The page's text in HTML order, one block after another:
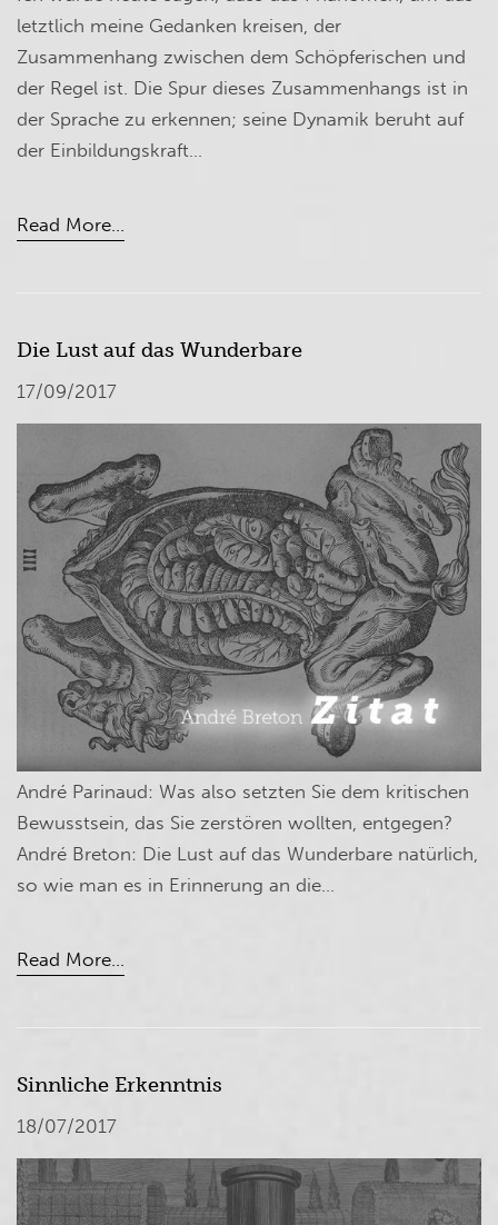
letztlich meine Gedanken kreisen, der
Zusammenhang zwischen dem Schöpferischen und
der Regel ist. Die Spur dieses Zusammenhangs ist in
der Sprache zu erkennen; seine Dynamik beruht auf
der Einbildungskraft…
Read More...
Die Lust auf das Wunderbare
17/09/2017
André Parinaud: Was also setzten Sie dem kritischen
Bewusstsein, das Sie zerstören wollten, entgegen?
André Breton: Die Lust auf das Wunderbare natürlich,
so wie man es in Erinnerung an die...
Read More...
Sinnliche Erkenntnis
18/07/2017